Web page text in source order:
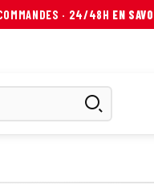
· 24/48H EN
AUTRES MOBILITÉS